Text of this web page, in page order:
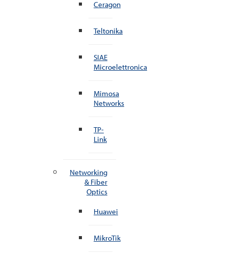
Ceragon
Teltonika
SIAE
Microelettronica
Mimosa
Networks
TP-
Link
Networking
& Fiber
Optics
Huawei
MikroTik